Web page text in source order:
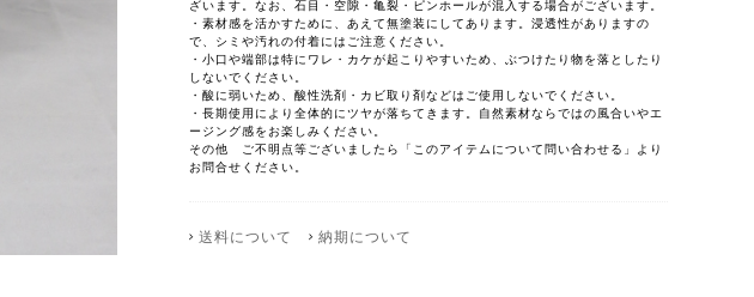
ざいます。なお、石目・空隙・亀裂・ピンホールが混入する場合がございます。
・素材感を活かすために、あえて無塗装にしてあります。浸透性がありますの
で、シミや汚れの付着にはご注意ください。
・小口や端部は特にワレ・カケが起こりやすいため、ぶつけたり物を落としたり
しないでください。
・酸に弱いため、酸性洗剤・カビ取り剤などはご使用しないでください。
・長期使用により全体的にツヤが落ちてきます。自然素材ならではの風合いやエ
ージング感をお楽しみください。
その他 ご不明点等ございましたら「このアイテムについて問い合わせる」より
お問合せください。
送料について 納期について